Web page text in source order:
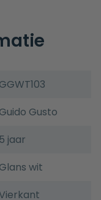
GGWT103
Guido Gusto
5 jaar
Glans wit